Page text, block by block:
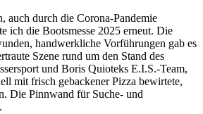
auch durch die Corona-Pandemie
ich die Bootsmesse 2025 erneut. Die
handwerkliche Vorführungen gab es
Szene rund um den Stand des
und Boris Quioteks E.I.S.-Team,
mit frisch gebackener Pizza bewirtete,
Die Pinnwand für Suche- und